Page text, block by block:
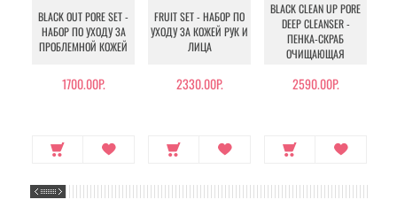
BLACK OUT PORE SET -
НАБОР ПО УХОДУ ЗА
ПРОБЛЕМНОЙ КОЖЕЙ
1700.00Р.
FRUIT SET - НАБОР ПО
УХОДУ ЗА КОЖЕЙ РУК И
ЛИЦА
2330.00Р.
BLACK CLEAN UP PORE
DEEP CLEANSER -
ПЕНКА-СКРАБ
ОЧИЩАЮЩАЯ
2590.00Р.